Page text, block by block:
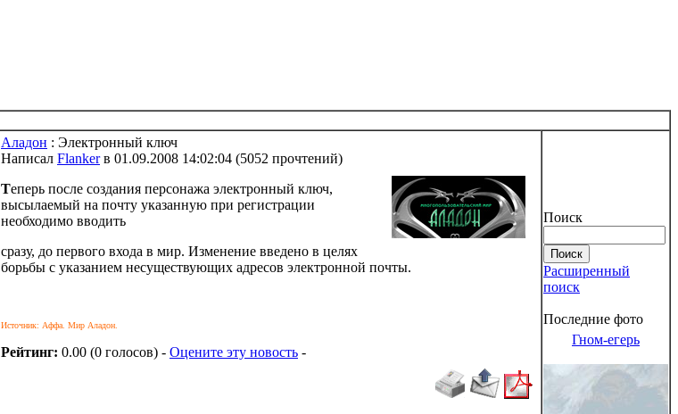
Аладон : Электронный ключ
Написал Flanker в 01.09.2008 14:02:04 (5052 прочтений)
Теперь после создания персонажа электронный ключ,
высылаемый на почту указанную при регистрации
необходимо вводить
сразу, до первого входа в мир. Изменение введено в целях
борьбы с указанием несуществующих адресов электронной почты.
Источник: Аффа. Мир Аладон.
Рейтинг: 0.00 (0 голосов) - Оцените эту новость -
Поиск
Расширенный
поиск
Последние фото
Гном-егерь